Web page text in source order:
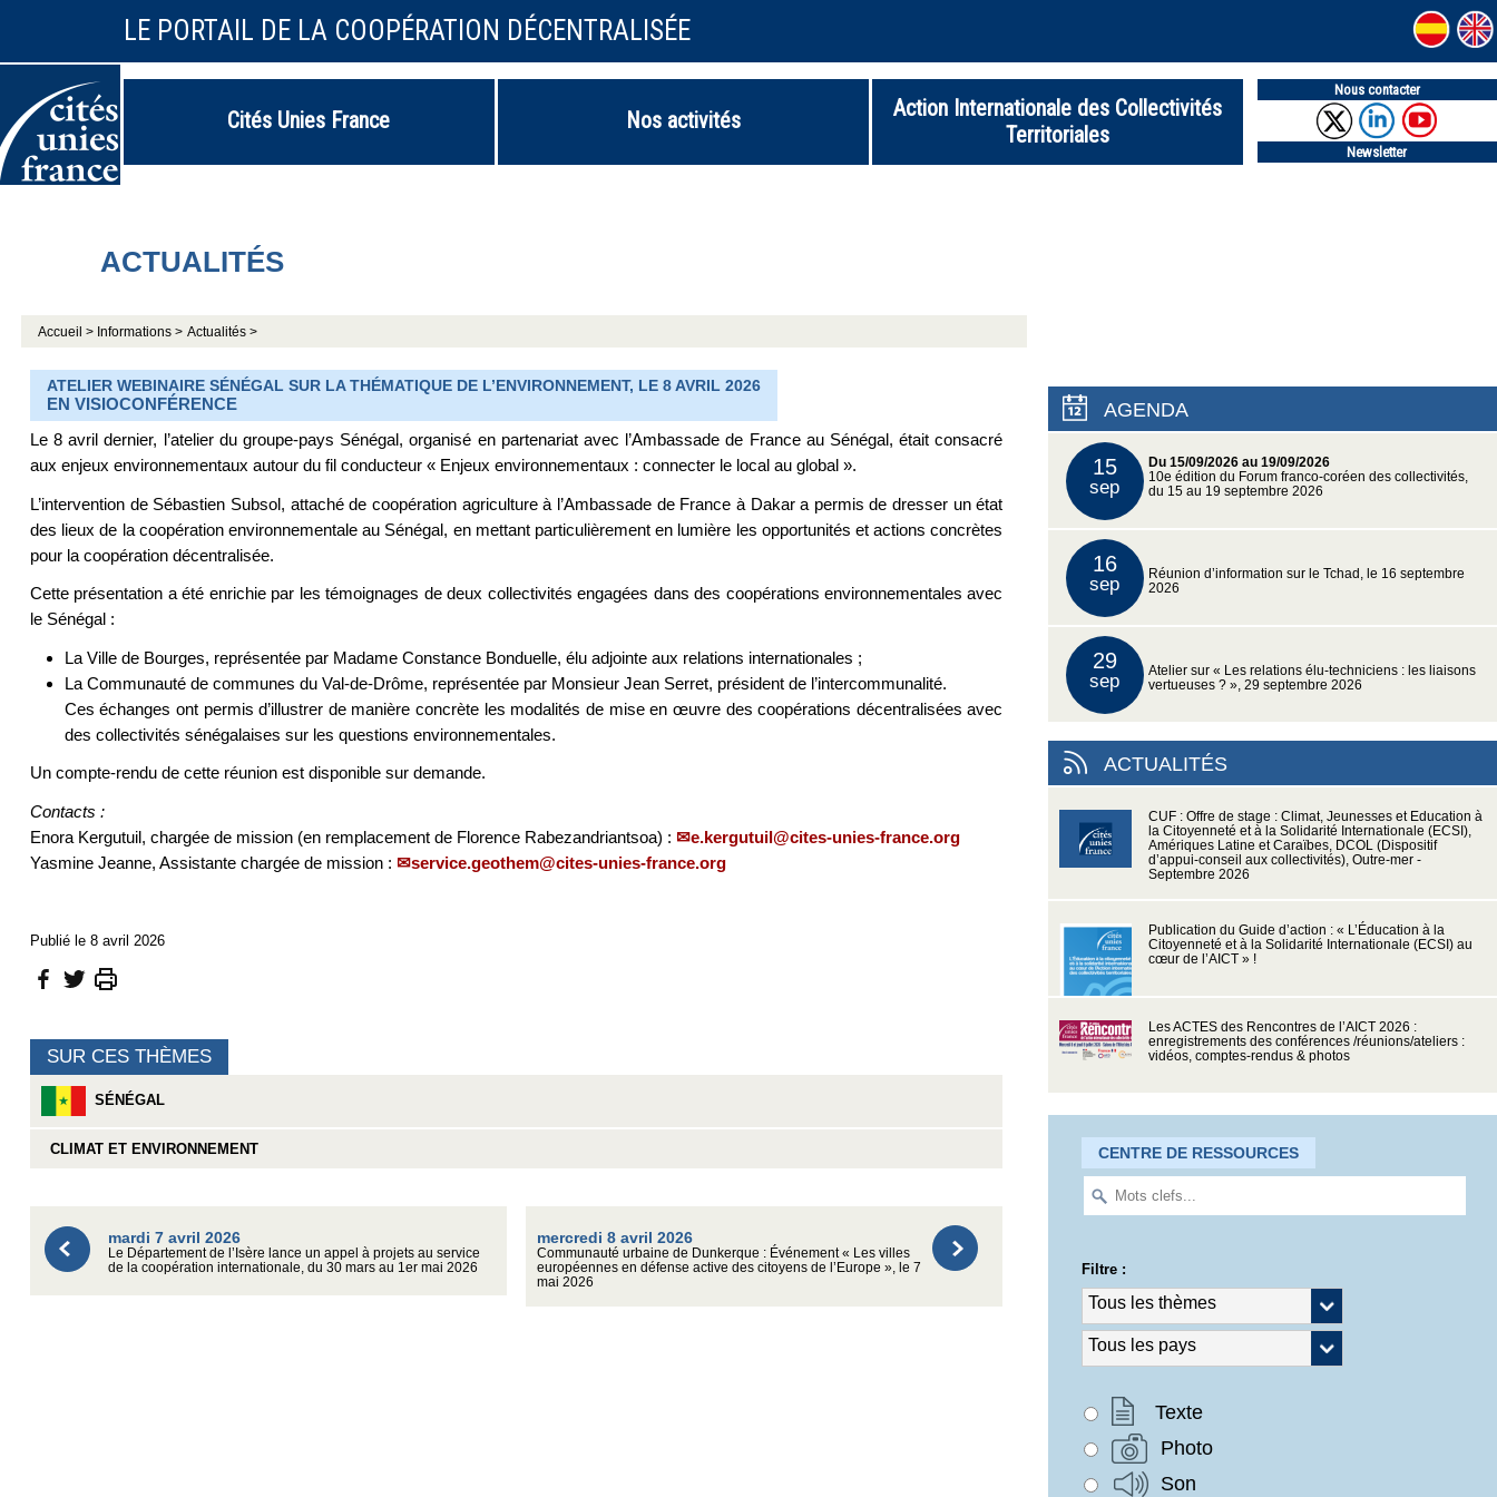
LE PORTAIL DE LA COOPÉRATION DÉCENTRALISÉE
Cités Unies France Nos activités
Action Internationale des Collectivités
Territoriales
Nous contacter
Newsletter
ACTUALITÉS
Accueil > Informations > Actualités >
ATELIER WEBINAIRE SÉNÉGAL SUR LA THÉMATIQUE DE L’ENVIRONNEMENT, LE 8 AVRIL 2026
EN VISIOCONFÉRENCE
Le 8 avril dernier, l’atelier du groupe-pays Sénégal, organisé en partenariat avec l’Ambassade de France au Sénégal, était consacré
aux enjeux environnementaux autour du fil conducteur « Enjeux environnementaux : connecter le local au global ».
L’intervention de Sébastien Subsol, attaché de coopération agriculture à l’Ambassade de France à Dakar a permis de dresser un état
des lieux de la coopération environnementale au Sénégal, en mettant particulièrement en lumière les opportunités et actions concrètes
pour la coopération décentralisée.
Cette présentation a été enrichie par les témoignages de deux collectivités engagées dans des coopérations environnementales avec
le Sénégal :
La Ville de Bourges, représentée par Madame Constance Bonduelle, élu adjointe aux relations internationales ;
La Communauté de communes du Val-de-Drôme, représentée par Monsieur Jean Serret, président de l’intercommunalité.
Ces échanges ont permis d’illustrer de manière concrète les modalités de mise en œuvre des coopérations décentralisées avec
des collectivités sénégalaises sur les questions environnementales.
Un compte-rendu de cette réunion est disponible sur demande.
Contacts :
Enora Kergutuil, chargée de mission (en remplacement de Florence Rabezandriantsoa) :
e.kergutuil@cites-unies-france.org
Yasmine Jeanne, Assistante chargée de mission :
service.geothem@cites-unies-france.org
Publié le 8 avril 2026
SUR CES THÈMES
SÉNÉGAL
CLIMAT ET ENVIRONNEMENT
mardi 7 avril 2026
Le Département de l’Isère lance un appel à projets au service
de la coopération internationale, du 30 mars au 1er mai 2026
mercredi 8 avril 2026
Communauté urbaine de Dunkerque : Événement « Les villes
européennes en défense active des citoyens de l’Europe », le 7
mai 2026
AGENDA
15
sep
Du 15/09/2026 au 19/09/2026
10e édition du Forum franco-coréen des collectivités,
du 15 au 19 septembre 2026
16
sep
Réunion d’information sur le Tchad, le 16 septembre
2026
29
sep
Atelier sur « Les relations élu-techniciens : les liaisons
vertueuses ? », 29 septembre 2026
ACTUALITÉS
CUF : Offre de stage : Climat, Jeunesses et Education à
la Citoyenneté et à la Solidarité Internationale (ECSI),
Amériques Latine et Caraïbes, DCOL (Dispositif
d’appui-conseil aux collectivités), Outre-mer -
Septembre 2026
Publication du Guide d’action : « L’Éducation à la
Citoyenneté et à la Solidarité Internationale (ECSI) au
cœur de l’AICT » !
Les ACTES des Rencontres de l’AICT 2026 :
enregistrements des conférences /réunions/ateliers :
vidéos, comptes-rendus & photos
CENTRE DE RESSOURCES
Filtre :
Texte
Photo
Son